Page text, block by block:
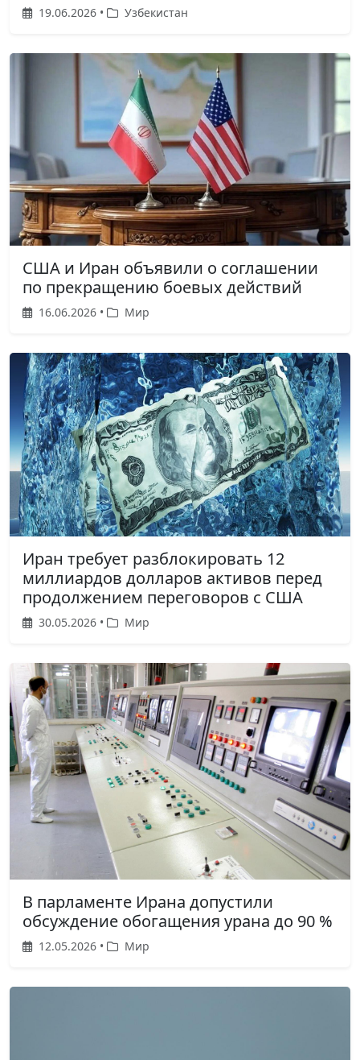
19.06.2026 • Узбекистан
США и Иран объявили о соглашении
по прекращению боевых действий
16.06.2026 • Мир
Иран требует разблокировать 12
миллиардов долларов активов перед
продолжением переговоров с США
30.05.2026 • Мир
В парламенте Ирана допустили
обсуждение обогащения урана до 90 %
12.05.2026 • Мир